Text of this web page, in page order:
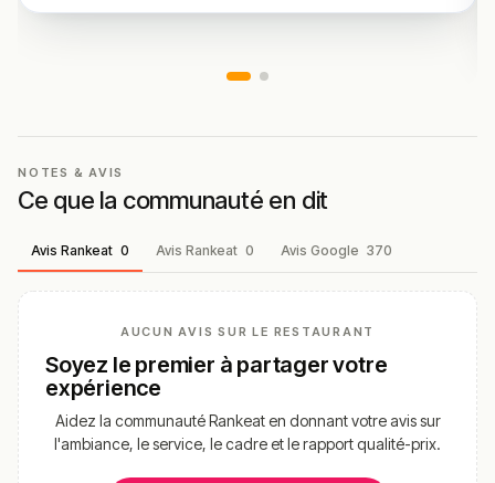
NOTES & AVIS
Ce que la communauté en dit
Avis Rankeat 0 Avis Rankeat 0 Avis Google 370
AUCUN AVIS SUR LE RESTAURANT
Soyez le premier à partager votre
expérience
Aidez la communauté Rankeat en donnant votre avis sur
l'ambiance, le service, le cadre et le rapport qualité-prix.